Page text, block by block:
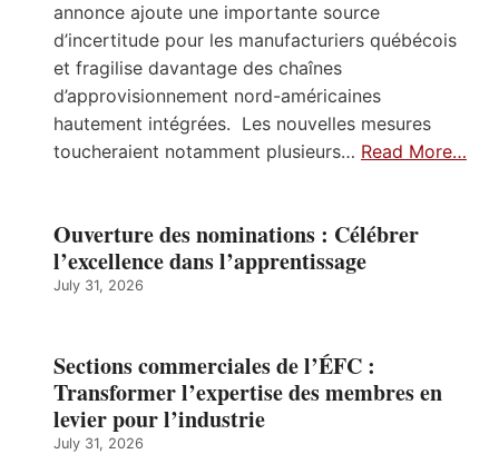
annonce ajoute une importante source
d’incertitude pour les manufacturiers québécois
et fragilise davantage des chaînes
d’approvisionnement nord-américaines
hautement intégrées. Les nouvelles mesures
toucheraient notamment plusieurs… Read More…
Ouverture des nominations : Célébrer
l’excellence dans l’apprentissage
July 31, 2026
Sections commerciales de l’ÉFC :
Transformer l’expertise des membres en
levier pour l’industrie
July 31, 2026